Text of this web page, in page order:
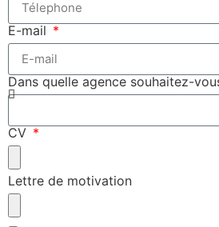
E-mail
Dans quelle agence souhaitez-
CV
Lettre de motivation